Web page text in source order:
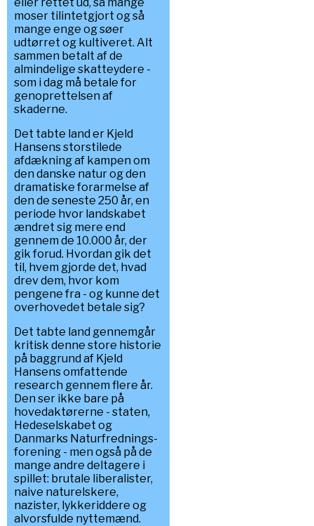
moser tilintetgjort og så
mange enge og søer
udtørret og kultiveret. Alt
sammen betalt af de
almindelige skatteydere -
som i dag må betale for
genoprettelsen af
skaderne.
Det tabte land er Kjeld
Hansens storstilede
afdækning af kampen om
den danske natur og den
dramatiske forarmelse af
den de seneste 250 år, en
periode hvor landskabet
ændret sig mere end
gennem de 10.000 år, der
gik forud. Hvordan gik det
til, hvem gjorde det, hvad
drev dem, hvor kom
pengene fra - og kunne det
overhovedet betale sig?
Det tabte land gennemgår
kritisk denne store historie
på baggrund af Kjeld
Hansens omfattende
research gennem flere år.
Den ser ikke bare på
hovedaktørerne - staten,
Hedeselskabet og
Danmarks Naturfrednings-
forening - men også på de
mange andre deltagere i
spillet: brutale liberalister,
naive naturelskere,
nazister, lykkeriddere og
alvorsfulde nyttemænd.